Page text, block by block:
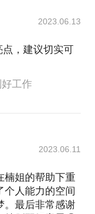
2023.06.13
，建议切实可
工作
2023.06.11
楠姐的帮助下重
个人能力的空间
。最后非常感谢